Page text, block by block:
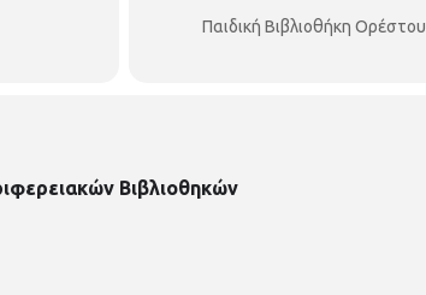
Παιδική Βιβλιοθήκη Ορέστου
Βιβλιοθηκών